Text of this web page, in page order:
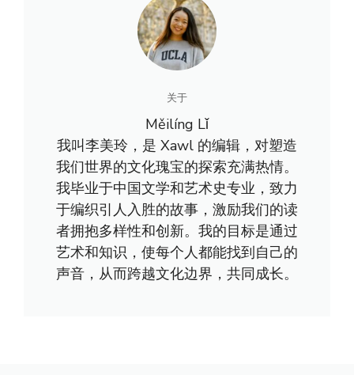
关于
Měilíng Lǐ
我叫李美玲，是 Xawl 的编辑，对塑造
我们世界的文化瑰宝的探索充满热情。
我毕业于中国文学和艺术史专业，致力
于编织引人入胜的故事，激励我们的读
者拥抱多样性和创新。我的目标是通过
艺术和知识，使每个人都能找到自己的
声音，从而跨越文化边界，共同成长。